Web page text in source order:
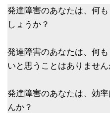
発達障害のあなたは、何
しょうか？
発達障害のあなたは、何
いと思うことはありません
発達障害のあなたは、効
んか？